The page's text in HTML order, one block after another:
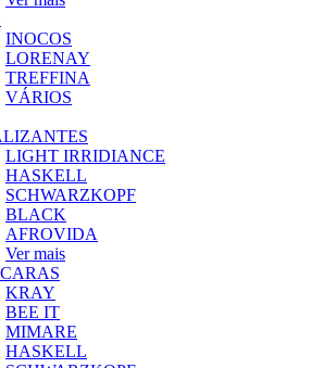
INOCOS
LORENAY
TREFFINA
VÁRIOS
LIGHT IRRIDIANCE
HASKELL
SCHWARZKOPF
BLACK
AFROVIDA
Ver mais
KRAY
BEE IT
MIMARE
HASKELL